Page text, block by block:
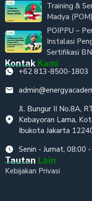
Training &
Madya (POM)
POIPPU –
Instalasi
Sertifikasi
Kontak Kami
+62 813-8500-1803
Jl. Bungur II No.8A,
Kebayoran Lama,
Ibukota Jakarta
Senin - Jumat, 08:00
Tautan Lain
Kebijakan Privasi